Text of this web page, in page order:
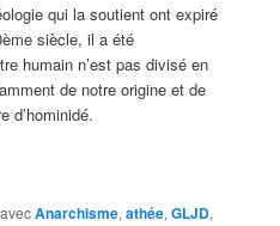
qui la soutient ont expiré
siècle, il a été
humain n’est pas divisé en
de notre origine et de
d’hominidé.
Anarchisme,athée,GLJD,